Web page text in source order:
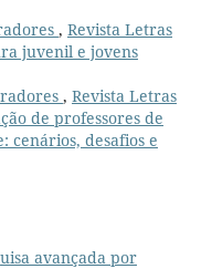
, Revista Letras
juvenil e jovens
, Revista Letras
de professores de
cenários, desafios e
avançada por